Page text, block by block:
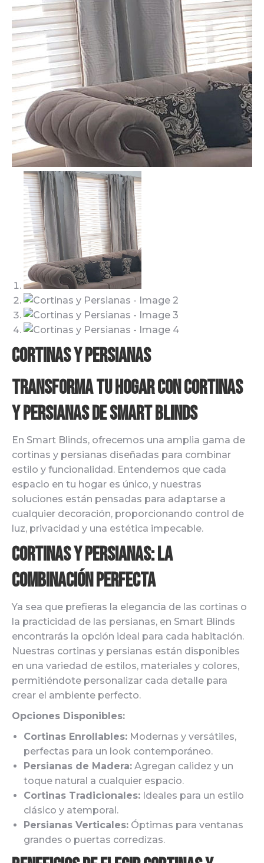
Cortinas y Persianas
Transforma Tu Hogar con Cortinas
y Persianas de Smart Blinds
En Smart Blinds, ofrecemos una amplia gama de
cortinas y persianas diseñadas para combinar
estilo y funcionalidad. Entendemos que cada
espacio en tu hogar es único, y nuestras
soluciones están pensadas para adaptarse a
cualquier decoración, proporcionando control de
luz, privacidad y una estética impecable.
Cortinas y Persianas: La
Combinación Perfecta
Ya sea que prefieras la elegancia de las cortinas o
la practicidad de las persianas, en Smart Blinds
encontrarás la opción ideal para cada habitación.
Nuestras cortinas y persianas están disponibles
en una variedad de estilos, materiales y colores,
permitiéndote personalizar cada detalle para
crear el ambiente perfecto.
Opciones Disponibles:
Cortinas Enrollables: Modernas y versátiles,
perfectas para un look contemporáneo.
Persianas de Madera: Agregan calidez y un
toque natural a cualquier espacio.
Cortinas Tradicionales: Ideales para un estilo
clásico y atemporal.
Persianas Verticales: Óptimas para ventanas
grandes o puertas corredizas.